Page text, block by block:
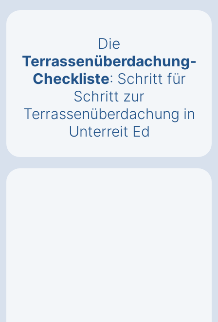
Die
Terrassenüberdachung-
Checkliste: Schritt für
Schritt zur
Terrassenüberdachung in
Unterreit Ed